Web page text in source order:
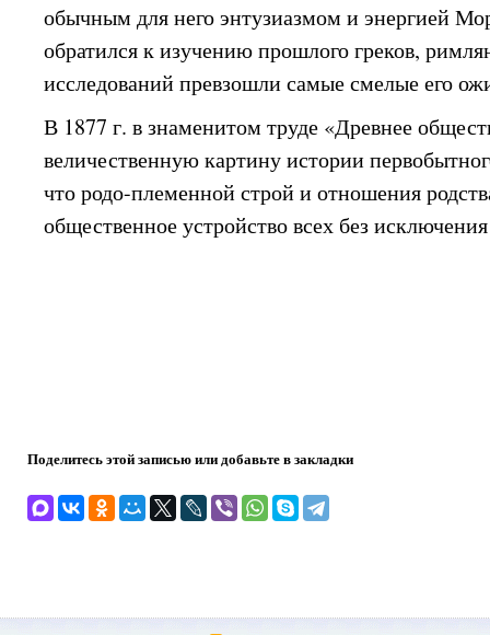
обычным для него энтузиазмом и энергией
обратился к изучению прошлого греков,
исследований превзошли самые смелые его
В 1877 г. в знаменитом труде «Древнее
величественную картину истории
что родо-племенной строй и отношения
общественное устройство всех без
Поделитесь этой записью или добавьте в закладки